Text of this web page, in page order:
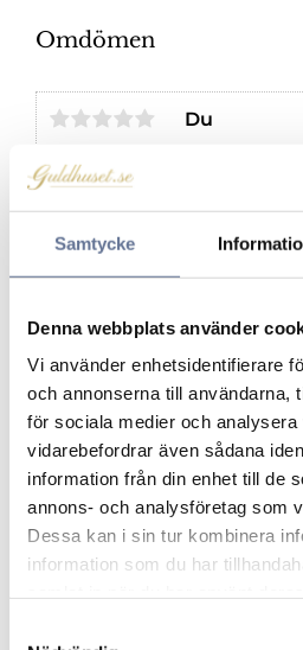
Samtycke
Denna webbplats använder
Vi använder enhetsidentifierare
och annonserna till användarna,
för sociala medier och
vidarebefordrar även sådana
information från din enhet till de
annons- och analysföretag som
Dessa kan i sin tur kombinera
information som du har
Omdömen
Du
Klicka på en stjärna för att
Produkter från
Lägg